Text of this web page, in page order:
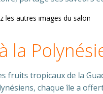
les autres images du salon
la
fruits tropicaux de la
chaque île a